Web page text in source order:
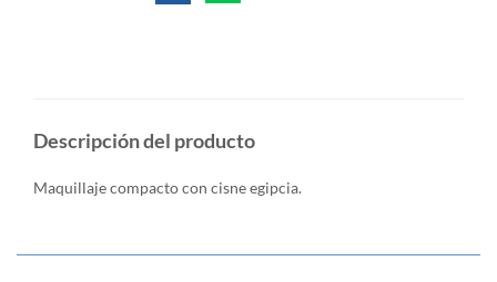
Descripción del producto
Maquillaje compacto con cisne egipcia.